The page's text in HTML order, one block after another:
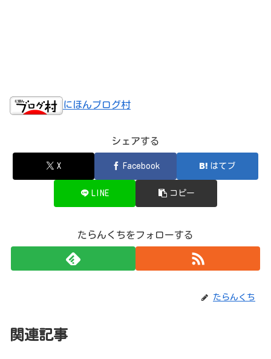
にほんブログ村
シェアする
X Facebook はてブ
LINE コピー
たらんくちをフォローする
たらんくち
関連記事